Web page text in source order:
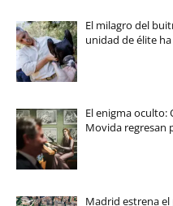
El milagro del
unidad de élite
El enigma oculto:
Movida regresan
Madrid estrena el